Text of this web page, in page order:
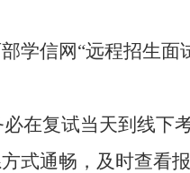
学信网“远程招生面
在复试当天到线下
通畅，及时查看